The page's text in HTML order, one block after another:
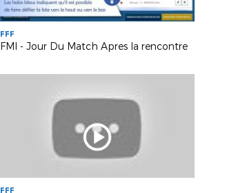
FFF
FMI - Jour Du Match Apres la rencontre
FFF